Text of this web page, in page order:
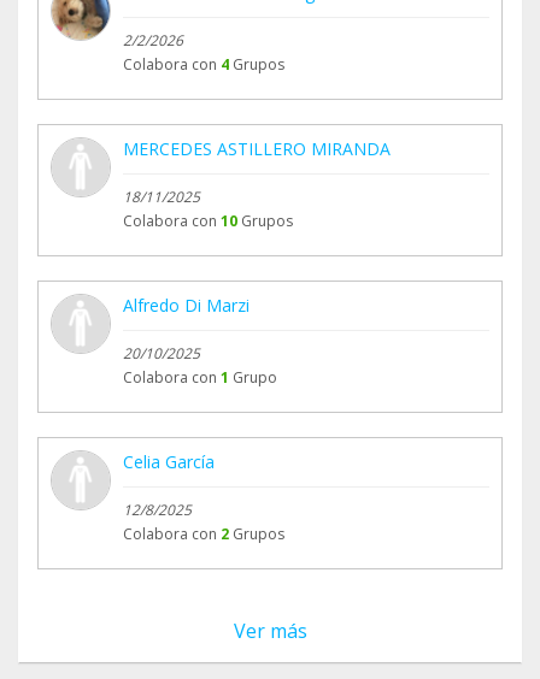
2/2/2026
Colabora con 4 Grupos
MERCEDES ASTILLERO MIRANDA
18/11/2025
Colabora con 10 Grupos
Alfredo Di Marzi
20/10/2025
Colabora con 1 Grupo
Celia García
12/8/2025
Colabora con 2 Grupos
Ver más